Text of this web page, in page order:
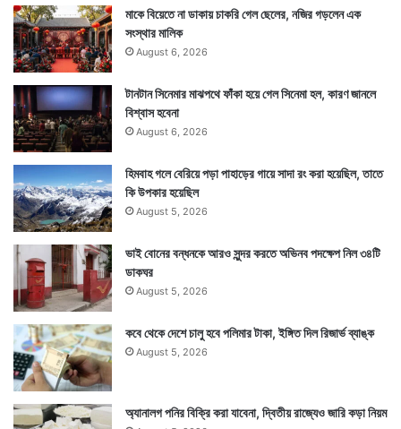
মাকে বিয়েতে না ডাকায় চাকরি গেল ছেলের, নজির গড়লেন এক
সংস্থার মালিক
August 6, 2026
টানটান সিনেমার মাঝপথে ফাঁকা হয়ে গেল সিনেমা হল, কারণ জানলে
বিশ্বাস হবেনা
August 6, 2026
হিমবাহ গলে বেরিয়ে পড়া পাহাড়ের গায়ে সাদা রং করা হয়েছিল, তাতে
কি উপকার হয়েছিল
August 5, 2026
ভাই বোনের বন্ধনকে আরও সুন্দর করতে অভিনব পদক্ষেপ নিল ৩৪টি
ডাকঘর
August 5, 2026
কবে থেকে দেশে চালু হবে পলিমার টাকা, ইঙ্গিত দিল রিজার্ভ ব্যাঙ্ক
August 5, 2026
অ্যানালগ পনির বিক্রি করা যাবেনা, দ্বিতীয় রাজ্যেও জারি কড়া নিয়ম